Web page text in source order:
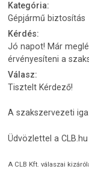
Kategória:
Gépjármű biztosítás
Kérdés:
Jó napot! Már
érvényesíteni a
Válasz:
Tisztelt Kérdező!
A szakszervezeti
Üdvözlettel a
A CLB Kft. válaszai